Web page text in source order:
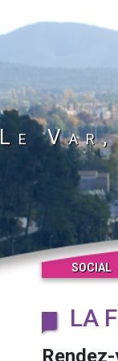
Le
SOCIAL
LA